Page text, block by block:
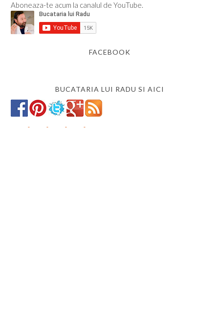
Aboneaza-te acum la canalul de YouTube.
FACEBOOK
BUCATARIA LUI RADU SI AICI